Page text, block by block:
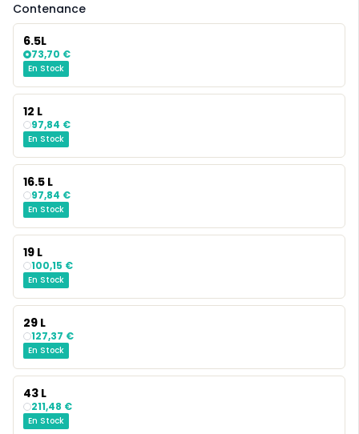
Contenance
6.5L
73,70 €
En Stock
12 L
97,84 €
En Stock
16.5 L
97,84 €
En Stock
19 L
100,15 €
En Stock
29 L
127,37 €
En Stock
43 L
211,48 €
En Stock